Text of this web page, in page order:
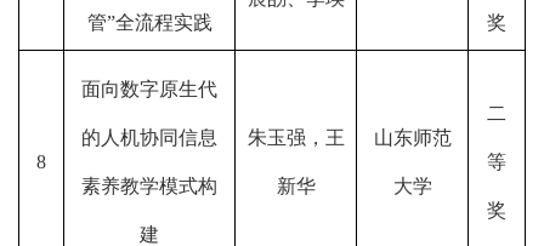
管”全流程实践 奖
8
面向数字原生代
的人机协同信息
素养教学模式构
建
朱玉强，王
新华
山东师范
大学
二
等
奖